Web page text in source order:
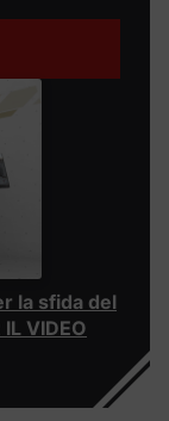
la sfida del
VIDEO